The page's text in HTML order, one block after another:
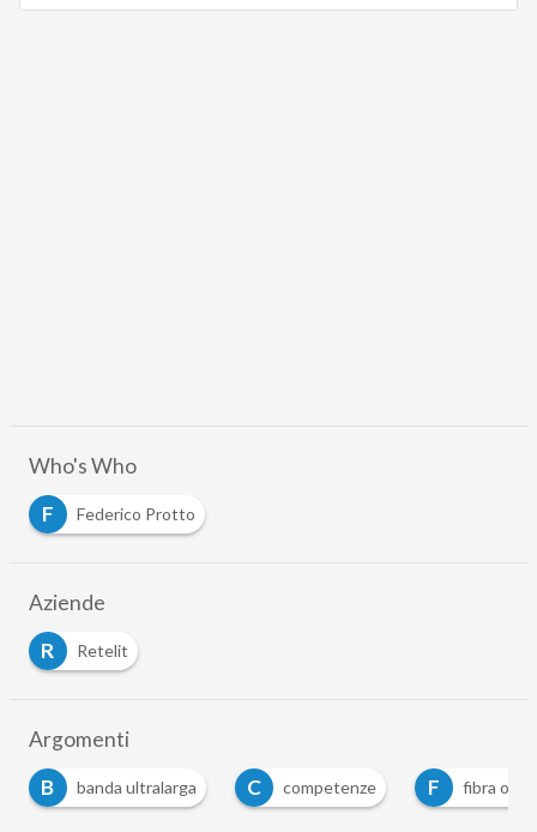
Who's Who
F
Federico Protto
Aziende
R
Retelit
Argomenti
B
banda ultralarga C competenze F fibra